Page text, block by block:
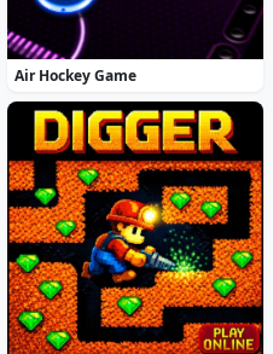
Air Hockey Game